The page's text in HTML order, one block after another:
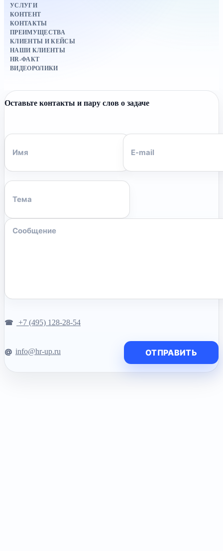
УСЛУГИ
КОНТЕНТ
КОНТАКТЫ
ПРЕИМУЩЕСТВА
КЛИЕНТЫ И КЕЙСЫ
НАШИ КЛИЕНТЫ
HR-ФАКТ
ВИДЕОРОЛИКИ
+7 (495) 128-28-54
info@hr-up.ru ОТПРАВИТЬ